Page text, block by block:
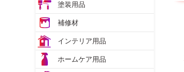
塗装用品
補修材
インテリア用品
ホームケア用品